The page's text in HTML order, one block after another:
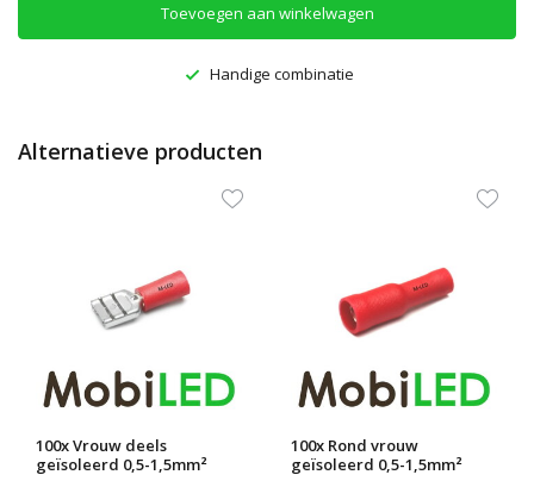
Toevoegen aan winkelwagen
Handige combinatie
Alternatieve producten
100x Vrouw deels
geïsoleerd 0,5-1,5mm²
100x Rond vrouw
geïsoleerd 0,5-1,5mm²